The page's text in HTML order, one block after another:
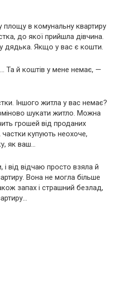
в комунальну квартиру
до якої прийшла дівчина.
дядька. Якщо у вас є кошти.
Та й коштів у мене немає, —
Іншого житла у вас немає?
шукати житло. Можна
грошей від проданих
частки купують неохоче,
як ваш…
від відчаю просто взяла й
Вона не могла більше
запах і страшний безлад,